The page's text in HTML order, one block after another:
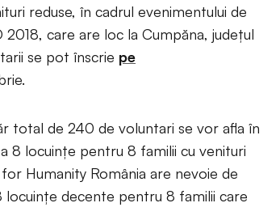
reduse, în cadrul evenimentului de
care are loc la Cumpăna, județul
se pot înscrie pe
total de 240 de voluntari se vor afla în
8 locuințe pentru 8 familii cu venituri
Humanity România are nevoie de
locuințe decente pentru 8 familii care